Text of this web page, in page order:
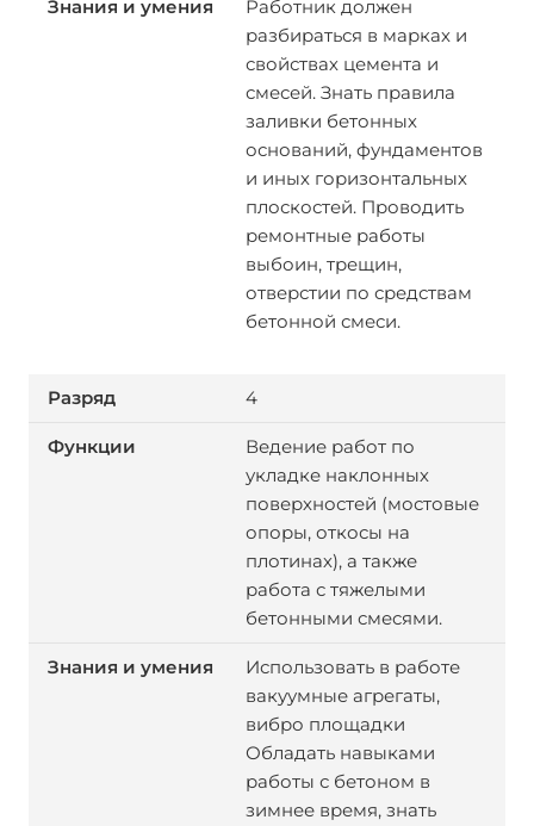
Работник должен
разбираться в марках и
свойствах цемента и
смесей. Знать правила
заливки бетонных
оснований, фундаментов
и иных горизонтальных
плоскостей. Проводить
ремонтные работы
выбоин, трещин,
отверстии по средствам
бетонной смеси.
4
Ведение работ по
укладке наклонных
поверхностей (мостовые
опоры, откосы на
плотинах), а также
работа с тяжелыми
бетонными смесями.
Использовать в работе
вакуумные агрегаты,
вибро площадки
Обладать навыками
работы с бетоном в
зимнее время, знать